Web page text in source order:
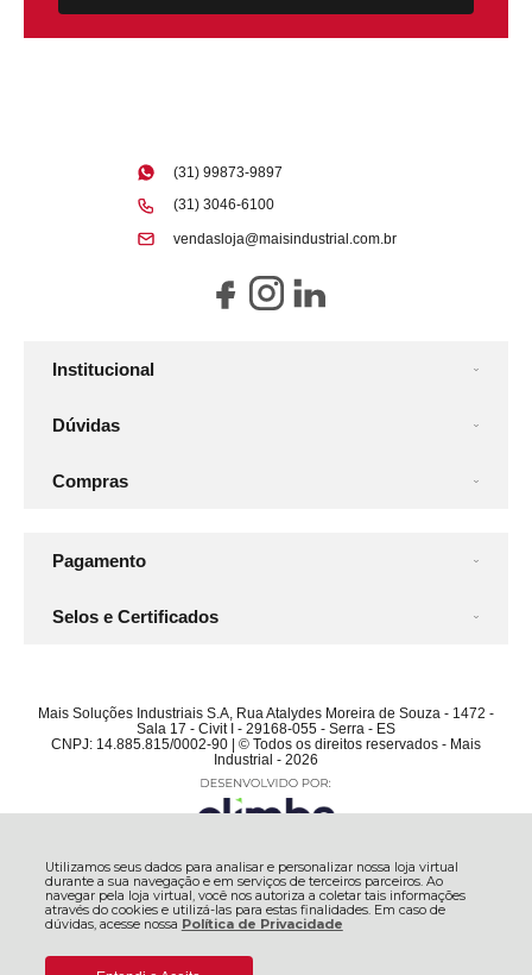
Utilizamos seus dados para analisar e personalizar nossa loja virtual
durante a sua navegação e em serviços de terceiros parceiros. Ao
navegar pela loja virtual, você nos autoriza a coletar tais informações
através do cookies e utilizá-las para estas finalidades. Em caso de
dúvidas, acesse nossa Política de Privacidade
Institucional
Dúvidas
Compras
(31) 99873-9897
(31) 3046-6100
vendasloja@maisindustrial.com.br
Pagamento
Selos e Certificados
Mais Soluções Industriais S.A, Rua Atalydes Moreira de Souza - 1472 -
Sala 17 - Civit I - 29168-055 - Serra - ES
CNPJ: 14.885.815/0002-90 | © Todos os direitos reservados - Mais
Industrial - 2026